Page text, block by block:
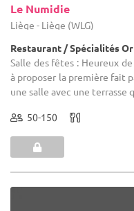
Le Numidie
Liège - Liège (WLG)
Restaurant / Spécialités
Salle des fêtes : Heureux
à proposer la première fait
une salle avec une terrasse
50-150